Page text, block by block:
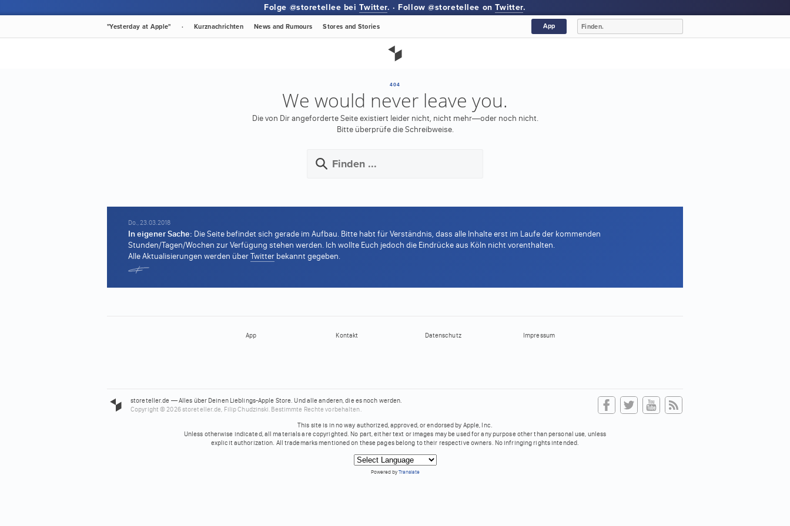
Folge @storetellee beiTwitter. · Follow @storetellee onTwitter.
"Yesterday at Apple" · Kurznachrichten News and Rumours Stores and Stories App
404
We would never leave you.
Die von Dir angeforderte Seite existiert leider nicht, nicht mehr—oder noch nicht.
Bitte überprüfe die Schreibweise.
Do., 23.03.2018
In eigener Sache: Die Seite befindet sich gerade im Aufbau. Bitte habt für Verständnis, dass alle Inhalte erst im Laufe der kommenden
Stunden/Tagen/Wochen zur Verfügung stehen werden. Ich wollte Euch jedoch die Eindrücke aus Köln nicht vorenthalten.
Alle Aktualisierungen werden überTwitter bekannt gegeben.
App Kontakt Datenschutz Impressum
storeteller.de — Alles über Deinen Lieblings-Apple Store. Und alle anderen, die es noch werden.
Copyright © 2026 storeteller.de, Filip Chudzinski. Bestimmte Rechte vorbehalten.
This site is in no way authorized, approved, or endorsed by Apple, Inc.
Unless otherwise indicated, all materials are copyrighted. No part, either text or images may be used for any purpose other than personal use, unless
explicit authorization. All trademarks mentioned on these pages belong to their respective owners. No infringing rights intended.
Powered byTranslate